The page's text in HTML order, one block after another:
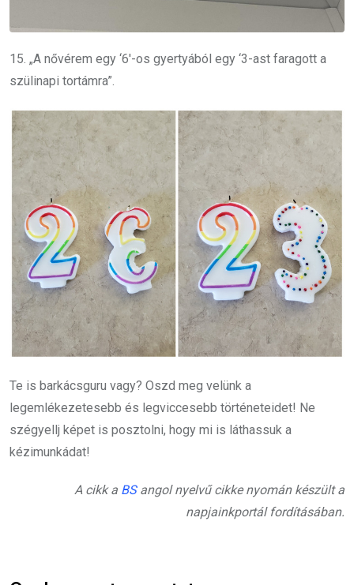
15. „A nővérem egy ‘6′-os gyertyából egy ‘3-ast faragott a
szülinapi tortámra”.
Te is barkácsguru vagy? Oszd meg velünk a
legemlékezetesebb és legviccesebb történeteidet! Ne
szégyellj képet is posztolni, hogy mi is láthassuk a
kézimunkádat!
A cikk a BSangol nyelvű cikke nyomán készült a
napjainkportál fordításában.